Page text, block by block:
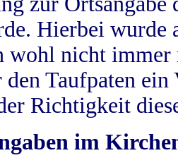
Hierbei wurde
wohl nicht
Taufpaten
Richtigkeit
im